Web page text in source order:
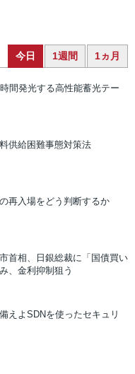
今日 1週間 1ヵ月
間発光する高性能蓄光テー
供給困難事態対策法
再入場をどう判断するか
首相、日銀総裁に「国債買い
、金利抑制狙う
えよ SDNを使ったセキュリ